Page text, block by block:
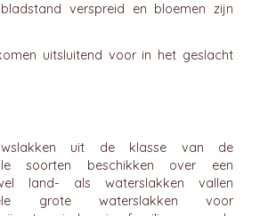
verspreid en bloemen zijn
uitsluitend voor in het geslacht
uit de klasse van de
soorten beschikken over een
land- als waterslakken vallen
grote waterslakken voor